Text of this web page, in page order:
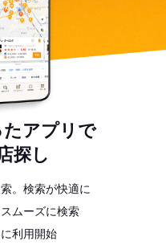
アプリで
探し
。検索が快適に
ムーズに検索
利用開始